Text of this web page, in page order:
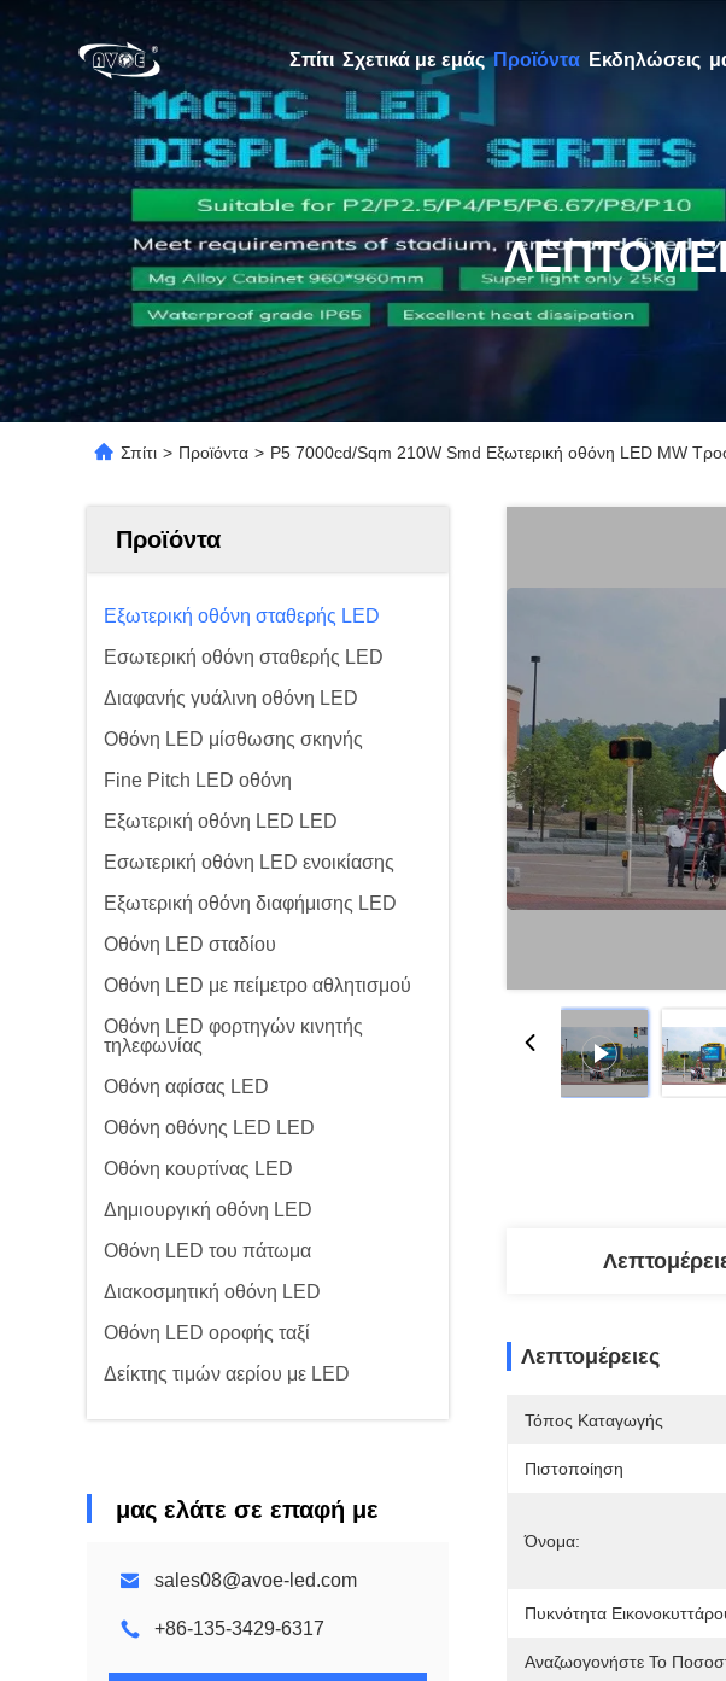
Σπίτι Σχετικά με εμάς Προϊόντα Εκδηλώσεις
Σπίτι > Προϊόντα > P5 7000cd/Sqm 210W Smd Εξωτερική οθόνη LED MW
Προϊόντα
Εξωτερική οθόνη σταθερής LED
Εσωτερική οθόνη σταθερής LED
Διαφανής γυάλινη οθόνη LED
Οθόνη LED μίσθωσης σκηνής
Fine Pitch LED οθόνη
Εξωτερική οθόνη LED LED
Εσωτερική οθόνη LED ενοικίασης
Εξωτερική οθόνη διαφήμισης LED
Οθόνη LED σταδίου
Οθόνη LED με πείμετρο αθλητισμού
Οθόνη LED φορτηγών κινητής
τηλεφωνίας
Οθόνη αφίσας LED
Οθόνη οθόνης LED LED
Οθόνη κουρτίνας LED
Δημιουργική οθόνη LED
Οθόνη LED του πάτωμα
Διακοσμητική οθόνη LED
Οθόνη LED οροφής ταξί
Δείκτης τιμών αερίου με LED
μας ελάτε σε επαφή με
sales08@avoe-led.com
+86-135-3429-6317
Λεπτομέρειες
Τόπος Καταγωγής
Πιστοποίηση
Όνομα:
Πυκνότητα
Αναζωογονήστε Το